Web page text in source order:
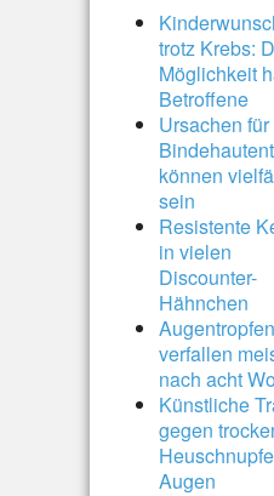
trotz Krebs:
Möglichkeit
Betroffene
Ursachen für
können
sein
Resistente
in vielen
Discounter-
Hähnchen
Augentropfen
verfallen
nach acht
Künstliche
gegen
Augen